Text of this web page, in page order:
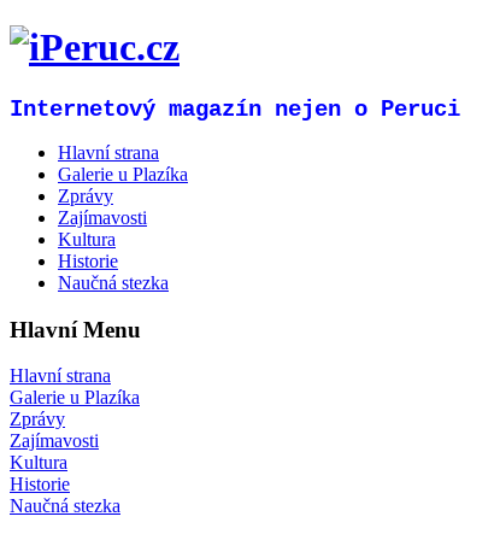
Internetový magazín nejen o Peruci
Hlavní strana
Galerie u Plazíka
Zprávy
Zajímavosti
Kultura
Historie
Naučná stezka
Hlavní Menu
Hlavní strana
Galerie u Plazíka
Zprávy
Zajímavosti
Kultura
Historie
Naučná stezka